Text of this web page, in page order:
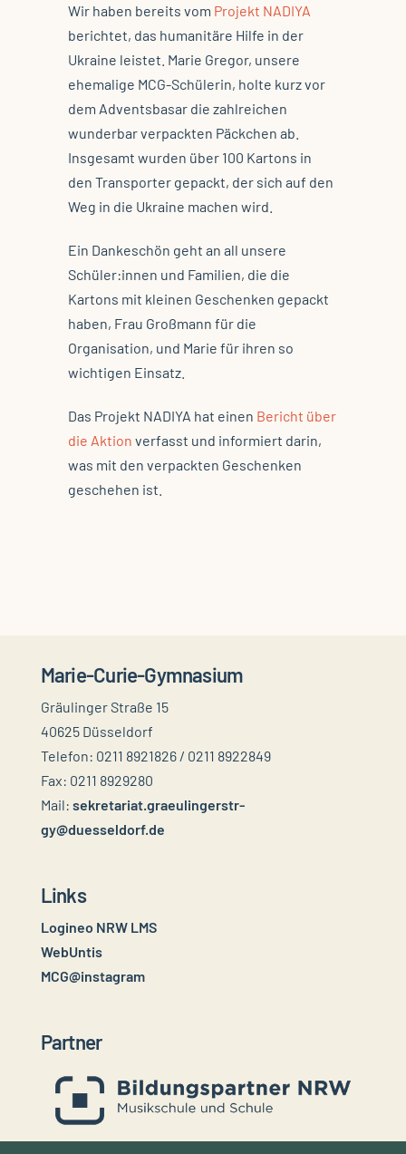
Wir haben bereits vom Projekt NADIYA
berichtet, das humanitäre Hilfe in der
Ukraine leistet. Marie Gregor, unsere
ehemalige MCG-Schülerin, holte kurz vor
dem Adventsbasar die zahlreichen
wunderbar verpackten Päckchen ab.
Insgesamt wurden über 100 Kartons in
den Transporter gepackt, der sich auf den
Weg in die Ukraine machen wird.
Ein Dankeschön geht an all unsere
Schüler:innen und Familien, die die
Kartons mit kleinen Geschenken gepackt
haben, Frau Großmann für die
Organisation, und Marie für ihren so
wichtigen Einsatz.
Das Projekt NADIYA hat einen Bericht über
die Aktion verfasst und informiert darin,
was mit den verpackten Geschenken
geschehen ist.
Marie-Curie-Gymnasium
Gräulinger Straße 15
40625 Düsseldorf
Telefon: 0211 8921826 / 0211 8922849
Fax: 0211 8929280
Mail: sekretariat.graeulingerstr-
gy@duesseldorf.de
Links
Logineo NRW LMS
WebUntis
MCG@instagram
Partner